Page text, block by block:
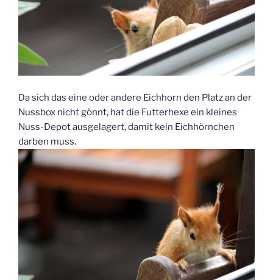
Da sich das eine oder andere Eichhorn den Platz an der
Nussbox nicht gönnt, hat die Futterhexe ein kleines
Nuss-Depot ausgelagert, damit kein Eichhörnchen
darben muss.